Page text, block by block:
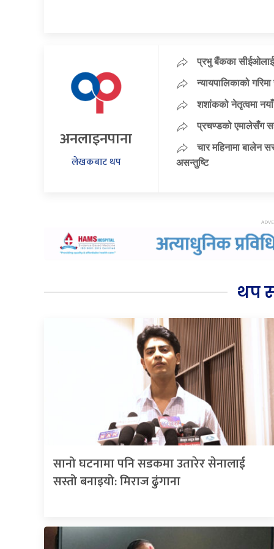
अनलाइनपाना
लेखकबाट थप
प्रभु बैंकका
न्यायपालिकाको
शशांकको नेतृत्वमा
प्रचण्डको एमालेसँग
चार महिनामा बालेन
असन्तुष्टि
थप
सानो घटनामा पनि सडकमा उतारेर सेनालाई
सस्तो बनाइयो: मिराज ढुंगाना